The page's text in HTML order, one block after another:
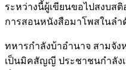
ระหว่างนี้ผู้เขียนขอไปสงบส
การสอนหนังสือมาโพสในลำ
ทหารกำลังบ้าอำนาจ สามจั
เป็นมิคสัญญี ประชาชนกำลัง